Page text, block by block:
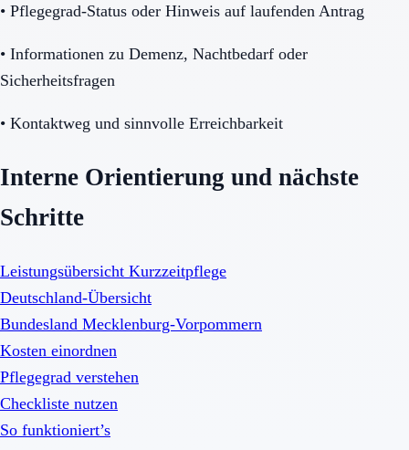
• Pflegegrad-Status oder Hinweis auf laufenden Antrag
• Informationen zu Demenz, Nachtbedarf oder
Sicherheitsfragen
• Kontaktweg und sinnvolle Erreichbarkeit
Interne Orientierung und nächste
Schritte
Leistungsübersicht Kurzzeitpflege
Deutschland-Übersicht
Bundesland Mecklenburg-Vorpommern
Kosten einordnen
Pflegegrad verstehen
Checkliste nutzen
So funktioniert’s